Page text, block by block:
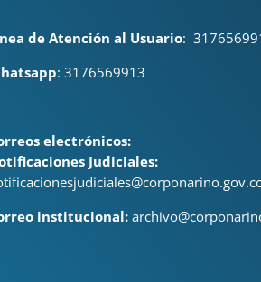
de Atención al Usuario:
: 3176569913
electrónicos:
Judiciales:
institucional: